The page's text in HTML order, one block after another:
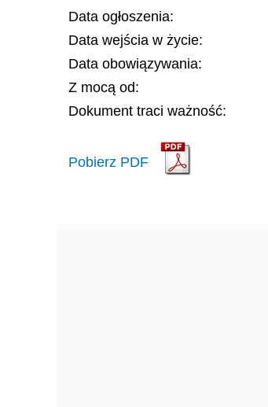
Data ogłoszenia:
Data wejścia w życie:
Data obowiązywania:
Z mocą od:
Dokument traci ważność:
Pobierz PDF